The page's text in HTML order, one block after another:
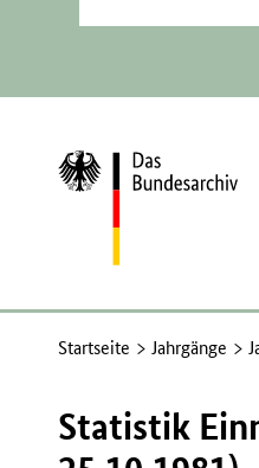
Zur
Startseite
Startseite Jahrgänge
Statistik